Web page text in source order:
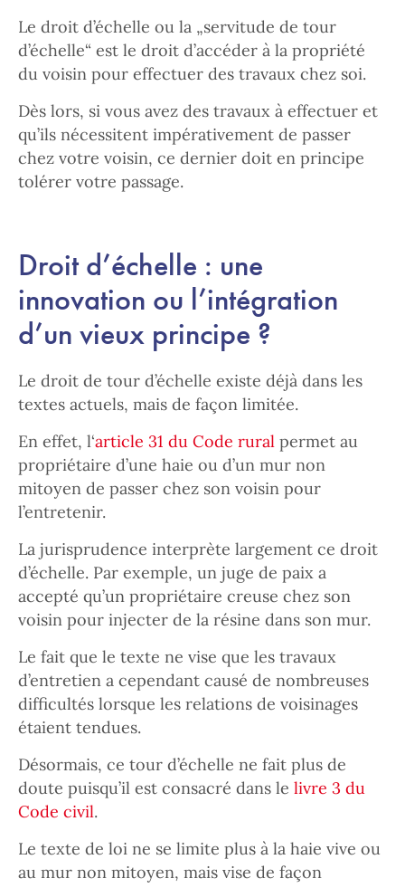
Le droit d’échelle ou la „servitude de tour
d’échelle“ est le droit d’accéder à la propriété
du voisin pour effectuer des travaux chez soi.
Dès lors, si vous avez des travaux à effectuer et
qu’ils nécessitent impérativement de passer
chez votre voisin, ce dernier doit en principe
tolérer votre passage.
Droit d’échelle : une
innovation ou l’intégration
d’un vieux principe ?
Le droit de tour d’échelle existe déjà dans les
textes actuels, mais de façon limitée.
En effet, l‘article 31 du Code rural permet au
propriétaire d’une haie ou d’un mur non
mitoyen de passer chez son voisin pour
l’entretenir.
La jurisprudence interprète largement ce droit
d’échelle. Par exemple, un juge de paix a
accepté qu’un propriétaire creuse chez son
voisin pour injecter de la résine dans son mur.
Le fait que le texte ne vise que les travaux
d’entretien a cependant causé de nombreuses
difficultés lorsque les relations de voisinages
étaient tendues.
Désormais, ce tour d’échelle ne fait plus de
doute puisqu’il est consacré dans le livre 3 du
Code civil.
Le texte de loi ne se limite plus à la haie vive ou
au mur non mitoyen, mais vise de façon